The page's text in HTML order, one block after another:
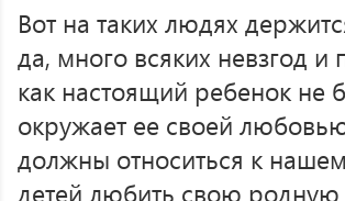
Вот на таких людях
да, много всяких невзгод
как настоящий ребенок не
окружает ее своей
должны относиться к
детей любить свою